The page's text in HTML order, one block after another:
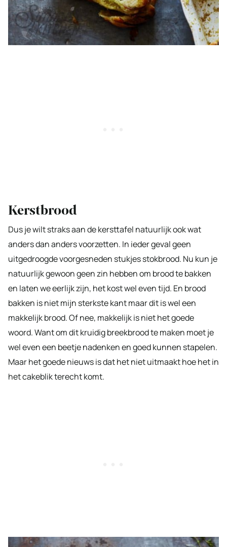
Kerstbrood
Dus je wilt straks aan de kersttafel natuurlijk ook wat
anders dan anders voorzetten. In ieder geval geen
uitgedroogde voorgesneden stukjes stokbrood. Nu kun je
natuurlijk gewoon geen zin hebben om brood te bakken
en laten we eerlijk zijn, het kost wel even tijd. En brood
bakken is niet mijn sterkste kant maar dit is wel een
makkelijk brood. Of nee, makkelijk is niet het goede
woord. Want om dit kruidig breekbrood te maken moet je
wel even een beetje nadenken en goed kunnen stapelen.
Maar het goede nieuws is dat het niet uitmaakt hoe het in
het cakeblik terecht komt.